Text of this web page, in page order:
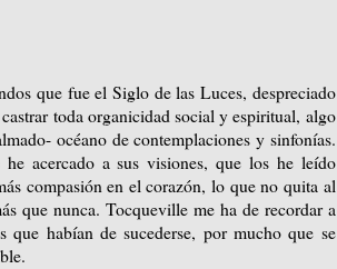
que fue el Siglo de las Luces, despreciado
toda organicidad social y espiritual, algo
océano de contemplaciones y sinfonías.
acercado a sus visiones, que los he leído
compasión en el corazón, lo que no quita al
que nunca. Tocqueville me ha de recordar a
habían de sucederse, por mucho que se